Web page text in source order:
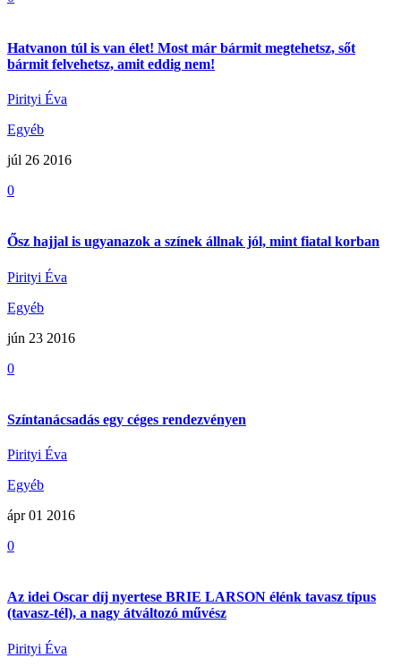
Hatvanon túl is van élet! Most már bármit megtehetsz, sőt
bármit felvehetsz, amit eddig nem!
Pirityi Éva
Egyéb
júl 26 2016
0
Ősz hajjal is ugyanazok a színek állnak jól, mint fiatal korban
Pirityi Éva
Egyéb
jún 23 2016
0
Színtanácsadás egy céges rendezvényen
Pirityi Éva
Egyéb
ápr 01 2016
0
Az idei Oscar díj nyertese BRIE LARSON élénk tavasz típus
(tavasz-tél), a nagy átváltozó művész
Pirityi Éva